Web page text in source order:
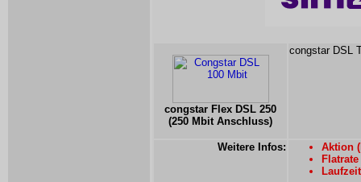
congstar Flex DSL 250
(250 Mbit Anschluss)
congstar DSL
Weitere Infos:
Aktion